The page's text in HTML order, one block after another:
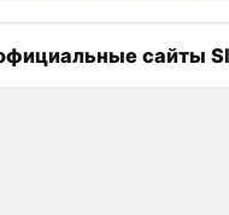
сайты